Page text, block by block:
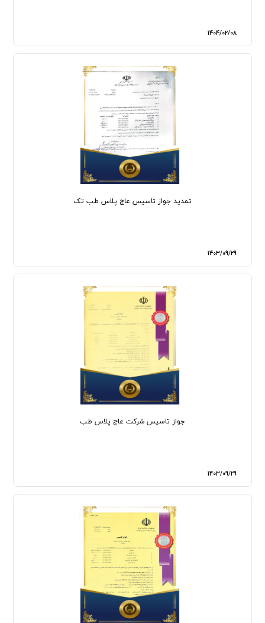
1404/02/08
تمدید جواز تاسیس عاج پلاس طب تک
1403/09/29
جواز تاسیس شرکت عاج پلاس طب
1403/09/29